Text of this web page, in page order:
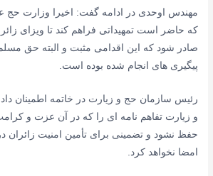
مهندس اوحدی در ادامه گفت: اخیرا وزارت حج
که حاضر است تمهیداتی فراهم کند تا ویزای
صادر شود که این اقدامی مثبت و البته حق مسلم
پیگیری های انجام شده بوده است.
رئیس سازمان حج و زیارت در خاتمه اطمینان
و زیارت تفاهم نامه ای را که در آن عزت و
حفظ نشود و تضمینی برای تأمین امنیت زائران
امضا نخواهد کرد.